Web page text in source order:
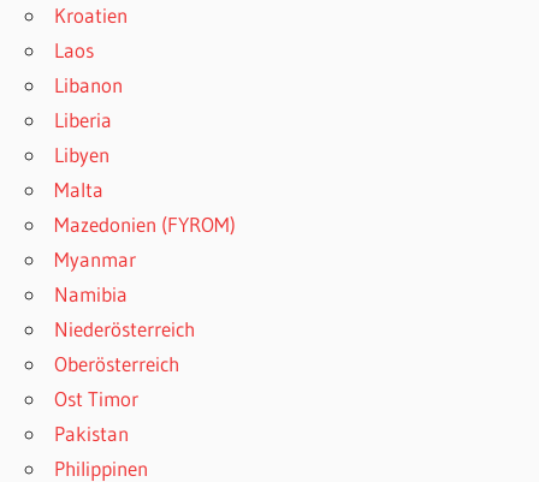
Kroatien
Laos
Libanon
Liberia
Libyen
Malta
Mazedonien (FYROM)
Myanmar
Namibia
Niederösterreich
Oberösterreich
Ost Timor
Pakistan
Philippinen